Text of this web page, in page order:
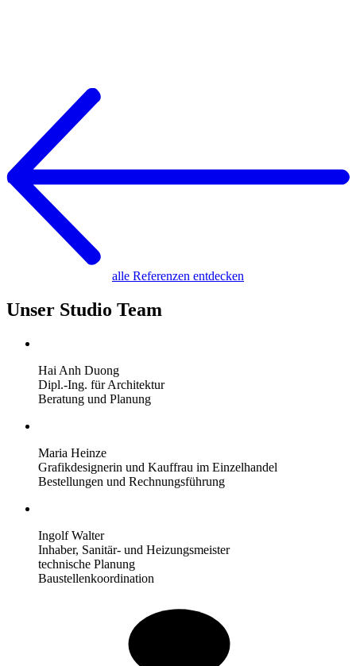
alle Referenzen entdecken
Unser Studio Team
Hai Anh Duong
Dipl.-Ing. für Architektur
Beratung und Planung
Maria Heinze
Grafikdesignerin und Kauffrau im Einzelhandel
Bestellungen und Rechnungsführung
Ingolf Walter
Inhaber, Sanitär- und Heizungsmeister
technische Planung
Baustellenkoordination